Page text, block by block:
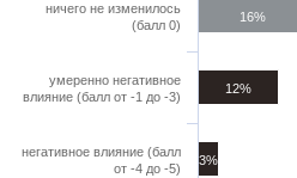
3%
12%
16%
ничего не изменилось
(балл 0)
умеренно негативное
влияние (балл от -1 до -3)
негативное влияние (балл
от -4 до -5)